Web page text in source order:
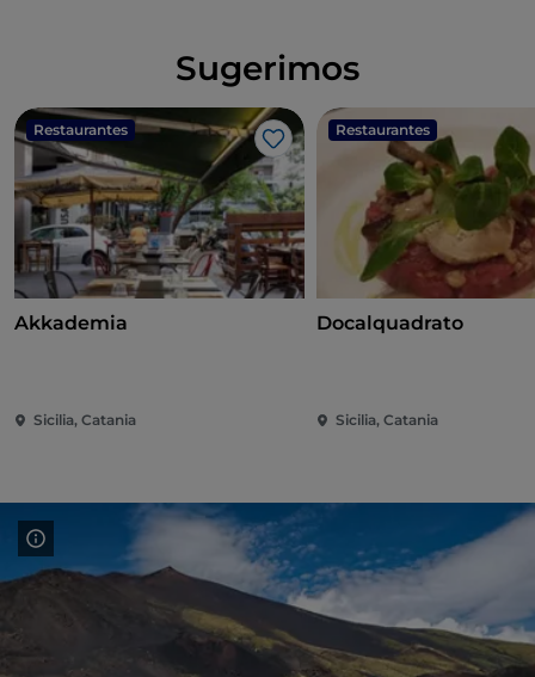
Sugerimos
Restaurantes
Me gusta
Akkademia
Sicilia, Catania
Restaurantes
Docalquadrato
Sicilia, Catania